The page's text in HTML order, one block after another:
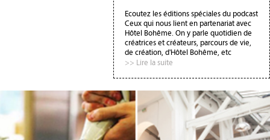
Ecoutez les éditions spéciales du podcast
Ceux qui nous lient en partenariat avec
Hôtel Bohême. On y parle quotidien de
créatrices et créateurs, parcours de vie,
de création, d'Hôtel Bohême, etc
>> Lire la suite